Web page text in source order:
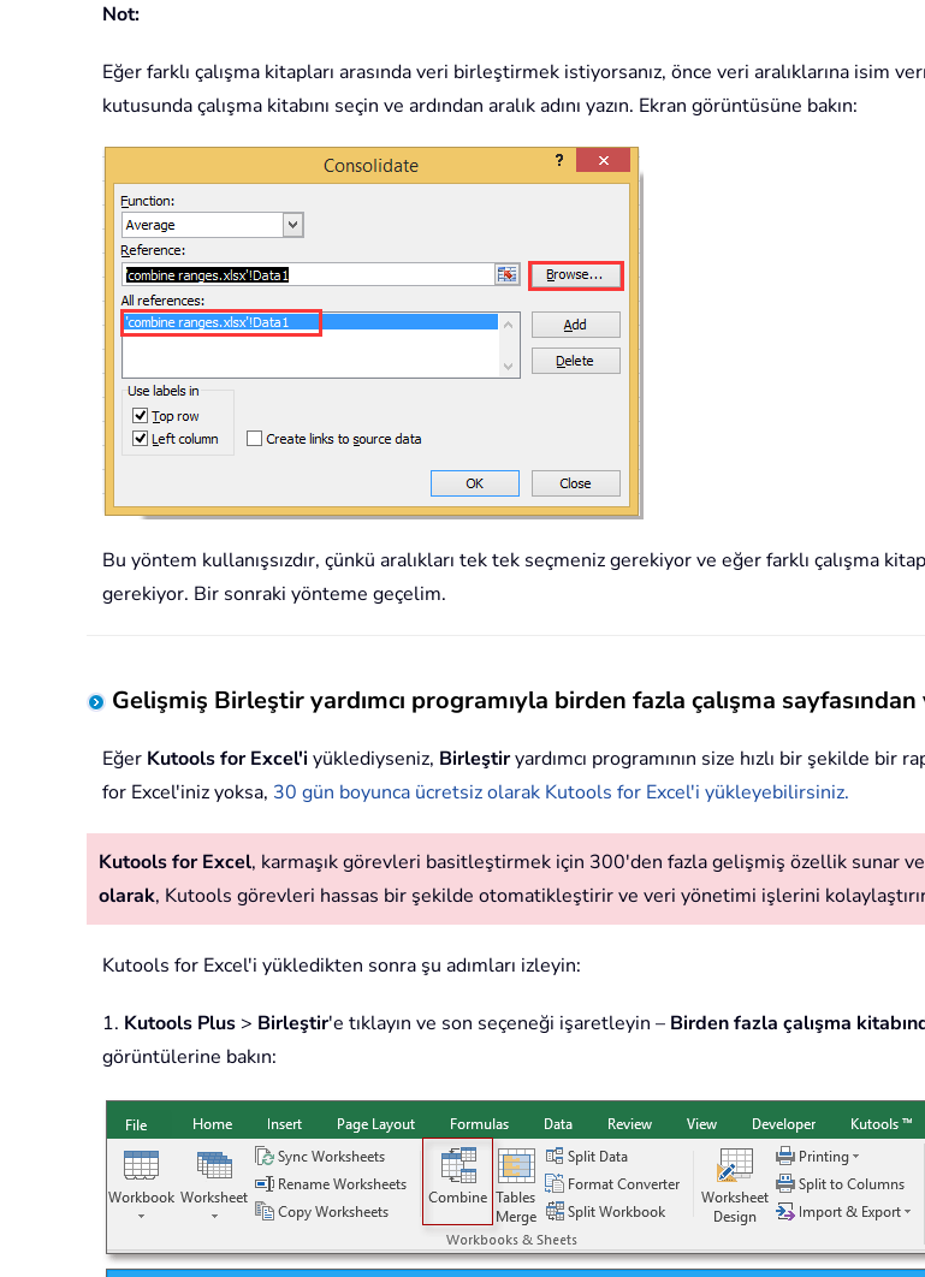
Not:
Eğer farklı çalışma kitapları arasında veri birleştirmek istiyorsanız, önce veri aralıklarına isim
kutusunda çalışma kitabını seçin ve ardından aralık adını yazın. Ekran görüntüsüne bakın:
Bu yöntem kullanışsızdır, çünkü aralıkları tek tek seçmeniz gerekiyor ve eğer farklı çalışma
gerekiyor. Bir sonraki yönteme geçelim.
Gelişmiş Birleştir yardımcı programıyla birden fazla çalışma
Eğer Kutools for Excel'i yüklediyseniz, Birleştiryardımcı programının size hızlı bir şekilde bir
for Excel'iniz yoksa, 30 gün boyunca ücretsiz olarak Kutools for Excel'i yükleyebilirsiniz.
Kutools for Excel, karmaşık görevleri basitleştirmek için 300'den fazla gelişmiş özellik sunar ve
olarak, Kutools görevleri hassas bir şekilde otomatikleştirir ve veri yönetimi işlerini
Kutools for Excel'i yükledikten sonra şu adımları izleyin:
1. Kutools Plus > Birleştir'e tıklayın ve son seçeneği işaretleyin – Birden fazla çalışma
görüntülerine bakın: